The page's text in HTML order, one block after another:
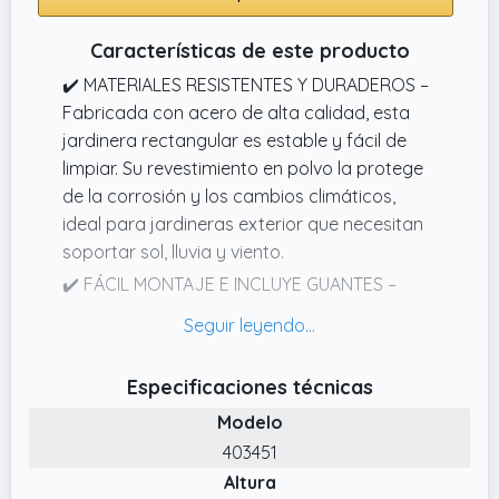
✔️ MATERIAL DE ALTA CALIDAD: Esta jardinera
para balcón está fabricada en polipropileno
de alta calidad, con una resistencia superior
a la corrosión química y al calor. La robusta
estructura y la resistencia al desgaste
garantizarán que las macetas puedan
soportar el desgaste diario y las influencias
del entorno exterior, proporcionando a las
plantas un "lugar" estable y confiable para
un uso a largo plazo sin daños
Características de este producto
✔️ MATERIALES RESISTENTES Y DURADEROS –
Fabricada con acero de alta calidad, esta
jardinera rectangular es estable y fácil de
limpiar. Su revestimiento en polvo la protege
de la corrosión y los cambios climáticos,
ideal para jardineras exterior que necesitan
soportar sol, lluvia y viento.
✔️ FÁCIL MONTAJE E INCLUYE GUANTES –
instrucciones claras para un montaje rápido
guantes para proteger tus manos mientras
trabajas en tu huerto.
✔️ VERSÁTIL Y DECORATIVA – Perfecta para
colocar macetas decorativas interior o
Especificaciones técnicas
Modelo
403451
Altura